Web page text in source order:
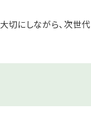
切にしながら、次